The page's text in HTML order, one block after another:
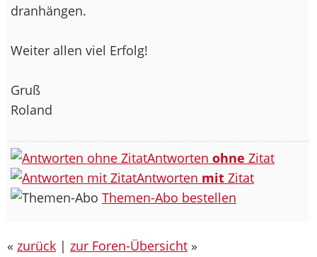
dranhängen.
Weiter allen viel Erfolg!
Gruß
Roland
Antworten ohne Zitat
Antworten mit Zitat
Themen-Abo bestellen
« zurück | zur Foren-Übersicht »